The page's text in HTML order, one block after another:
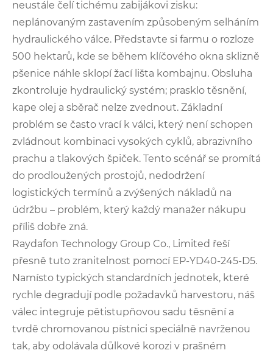
neustále čelí tichému zabijákovi zisku:
neplánovaným zastavením způsobeným selháním
hydraulického válce. Představte si farmu o rozloze
500 hektarů, kde se během klíčového okna sklizně
pšenice náhle sklopí žací lišta kombajnu. Obsluha
zkontroluje hydraulický systém; prasklo těsnění,
kape olej a sběrač nelze zvednout. Základní
problém se často vrací k válci, který není schopen
zvládnout kombinaci vysokých cyklů, abrazivního
prachu a tlakových špiček. Tento scénář se promítá
do prodloužených prostojů, nedodržení
logistických termínů a zvýšených nákladů na
údržbu – problém, který každý manažer nákupu
příliš dobře zná.
Raydafon Technology Group Co., Limited řeší
přesně tuto zranitelnost pomocí EP-YD40-245-D5.
Namísto typických standardních jednotek, které
rychle degradují podle požadavků harvestoru, náš
válec integruje pětistupňovou sadu těsnění a
tvrdě chromovanou pístnici speciálně navrženou
tak, aby odolávala důlkové korozi v prašném